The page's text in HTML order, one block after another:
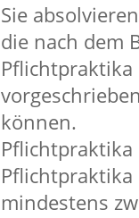
Sie
die nach dem
können.
mindestens